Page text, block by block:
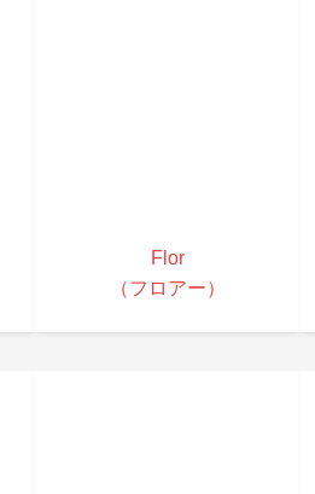
Flor
（フロアー）